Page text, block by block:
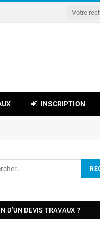
INSCRIPTION
D’UN DEVIS TRAVAUX ?